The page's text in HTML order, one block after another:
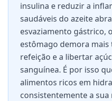
insulina e reduzir a
saudáveis do azeite
esvaziamento gástrico,
estômago demora mais
refeição e a libertar
sanguínea. É por isso
alimentos ricos em
consistentemente a